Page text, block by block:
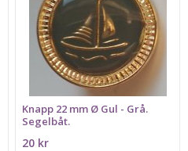
Knapp 22 mm Ø Gul - Grå.
Segelbåt.
20 kr